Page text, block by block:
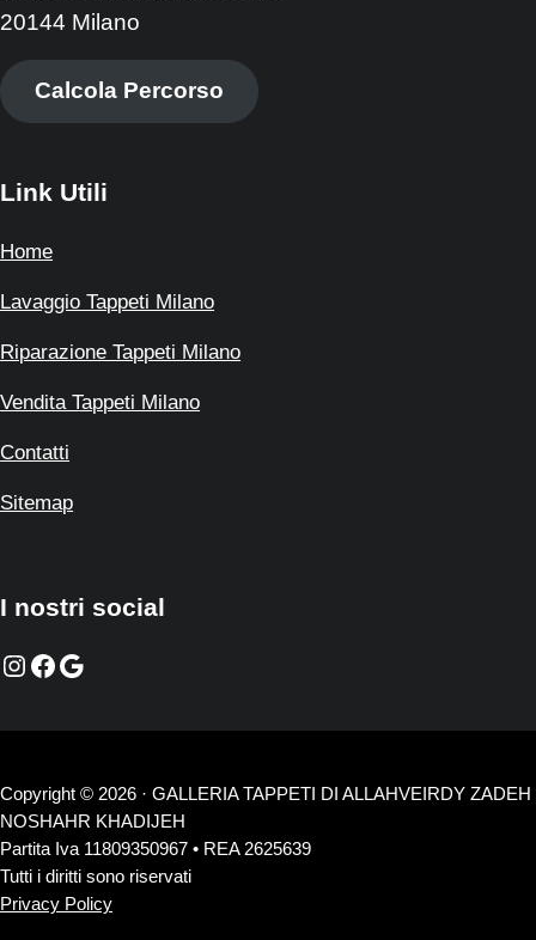
20144 Milano
Calcola Percorso
Link Utili
Home
Lavaggio Tappeti Milano
Riparazione Tappeti Milano
Vendita Tappeti Milano
Contatti
Sitemap
I nostri social
Instagram
Facebook
Google
Copyright © 2026 · GALLERIA TAPPETI DI ALLAHVEIRDY ZADEH
NOSHAHR KHADIJEH
Partita Iva 11809350967 • REA 2625639
Tutti i diritti sono riservati
Privacy Policy